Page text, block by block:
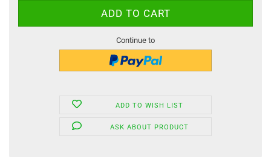
Continue to
ADD TO WISH LIST
ASK ABOUT PRODUCT